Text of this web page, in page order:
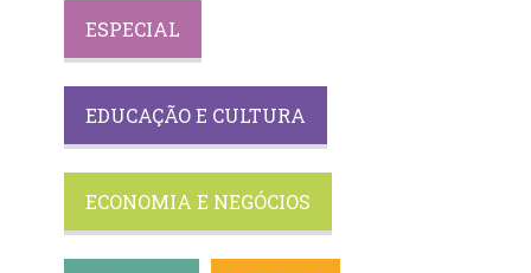
ECONOMIA E NEGÓCIOS
EDUCAÇÃO E CULTURA
ESPECIAL